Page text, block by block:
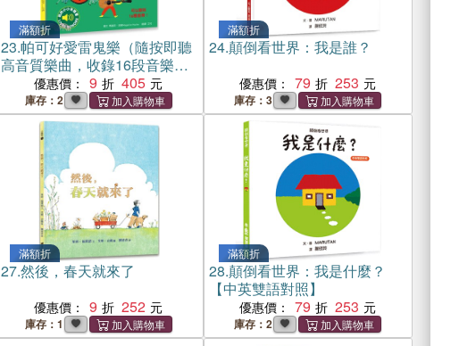
滿額折
23.帕可好愛雷鬼樂（隨按即聽
高音質樂曲，收錄16段音樂，
全球暢銷幼兒音樂啟蒙書）
優惠價： 9 405
庫存：2
滿額折
24.顛倒看世界：我是誰？
優惠價： 79 253
庫存：3
滿額折
27.然後，春天就來了
優惠價： 9 252
庫存：1
滿額折
28.顛倒看世界：我是什麼？
【中英雙語對照】
優惠價： 79 253
庫存：2